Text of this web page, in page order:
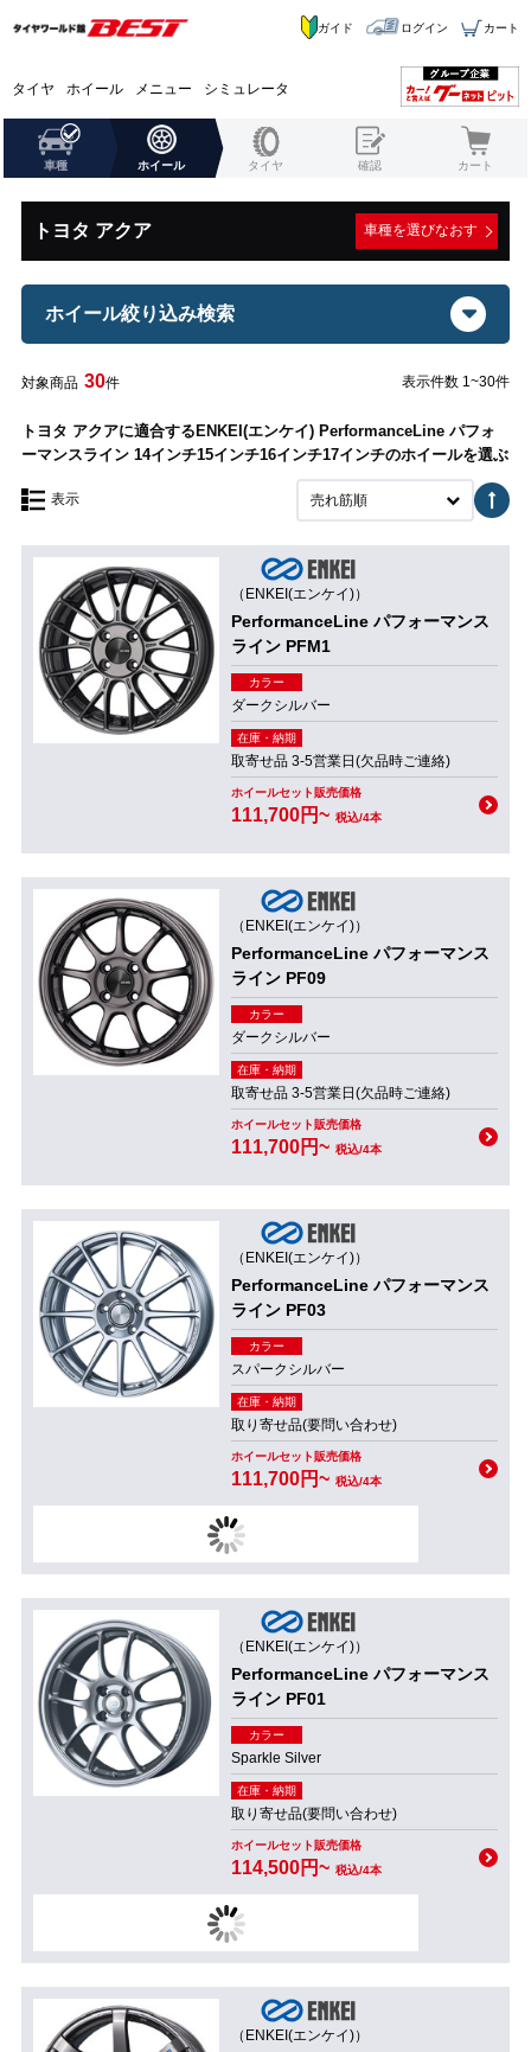
タイヤ ホイール メニュー シミュレータ
ガイド ログイン カート
車種 ホイール タイヤ 確認 カート
トヨタ アクア 車種を選びなおす
ホイール絞り込み検索
対象商品 30件 表示件数 1~30件
トヨタ アクアに適合するENKEI(エンケイ) PerformanceLine パフォ
ーマンスライン 14インチ15インチ16インチ17インチのホイールを選ぶ
表示 売れ筋順
（ENKEI(エンケイ)）
PerformanceLine パフォーマンス
ライン PFM1
カラー
ダークシルバー
在庫・納期
取寄せ品 3-5営業日(欠品時ご連絡)
ホイールセット販売価格
111,700円~ 税込/4本
（ENKEI(エンケイ)）
PerformanceLine パフォーマンス
ライン PF09
カラー
ダークシルバー
在庫・納期
取寄せ品 3-5営業日(欠品時ご連絡)
ホイールセット販売価格
111,700円~ 税込/4本
（ENKEI(エンケイ)）
PerformanceLine パフォーマンス
ライン PF03
カラー
スパークシルバー
在庫・納期
取り寄せ品(要問い合わせ)
ホイールセット販売価格
111,700円~ 税込/4本
（ENKEI(エンケイ)）
PerformanceLine パフォーマンス
ライン PF01
カラー
Sparkle Silver
在庫・納期
取り寄せ品(要問い合わせ)
ホイールセット販売価格
114,500円~ 税込/4本
（ENKEI(エンケイ)）